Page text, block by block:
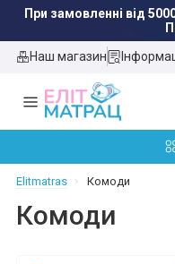
При замовленні від
Наш магазин
Elitmatras Комоди
Комоди